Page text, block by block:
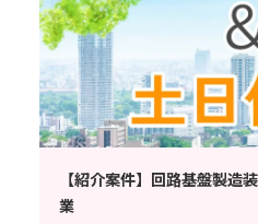
【紹介案件】回路基盤製造
業